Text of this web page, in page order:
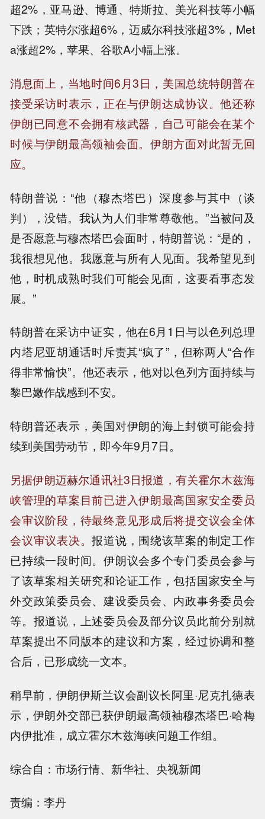
超2%，亚马逊、博通、特斯拉、美光科技等小幅
下跌；英特尔涨超6%，迈威尔科技涨超3%，Met
a涨超2%，苹果、谷歌A小幅上涨。
消息面上，当地时间6月3日，美国总统特朗普在
接受采访时表示，正在与伊朗达成协议。他还称
伊朗已同意不会拥有核武器，自己可能会在某个
时候与伊朗最高领袖会面。伊朗方面对此暂无回
应。
特朗普说：“他（穆杰塔巴）深度参与其中（谈
判），没错。我认为人们非常尊敬他。”当被问及
是否愿意与穆杰塔巴会面时，特朗普说：“是的，
我很想见他。我愿意与所有人见面。我希望见到
他，时机成熟时我们可能会见面，这要看事态发
展。”
特朗普在采访中证实，他在6月1日与以色列总理
内塔尼亚胡通话时斥责其“疯了”，但称两人“合作
得非常愉快”。他还表示，他对以色列方面持续与
黎巴嫩作战感到不安。
特朗普还表示，美国对伊朗的海上封锁可能会持
续到美国劳动节，即今年9月7日。
另据伊朗迈赫尔通讯社3日报道，有关霍尔木兹海
峡管理的草案目前已进入伊朗最高国家安全委员
会审议阶段，待最终意见形成后将提交议会全体
会议审议表决。报道说，围绕该草案的制定工作
已持续一段时间。伊朗议会多个专门委员会参与
了该草案相关研究和论证工作，包括国家安全与
外交政策委员会、建设委员会、内政事务委员会
等。报道说，上述委员会及部分议员此前分别就
草案提出不同版本的建议和方案，经过协调和整
合后，已形成统一文本。
稍早前，伊朗伊斯兰议会副议长阿里·尼克扎德表
示，伊朗外交部已获伊朗最高领袖穆杰塔巴·哈梅
内伊批准，成立霍尔木兹海峡问题工作组。
综合自：市场行情、新华社、央视新闻
责编：李丹